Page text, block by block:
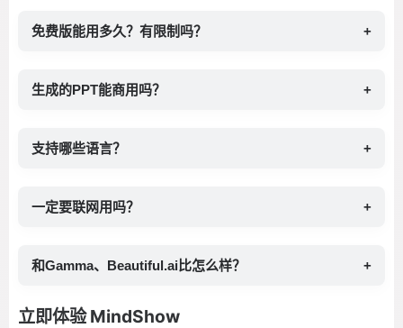
免费版能用多久？有限制吗？ +
生成的PPT能商用吗？ +
支持哪些语言？ +
一定要联网用吗？ +
和Gamma、Beautiful.ai比怎么样？ +
立即体验 MindShow